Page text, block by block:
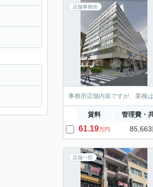
店舗事務所
事務所店舗内装ですが、業種
賃料 管理費・
61.19万円 85,663
店舗一部